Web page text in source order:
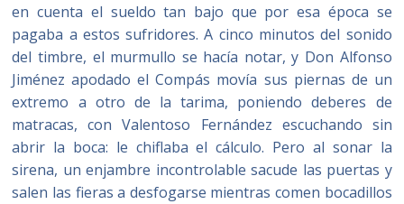
en cuenta el sueldo tan bajo que por esa época se
pagaba a estos sufridores. A cinco minutos del sonido
del timbre, el murmullo se hacía notar, y Don Alfonso
Jiménez apodado el Compás movía sus piernas de un
extremo a otro de la tarima, poniendo deberes de
matracas, con Valentoso Fernández escuchando sin
abrir la boca: le chiflaba el cálculo. Pero al sonar la
sirena, un enjambre incontrolable sacude las puertas y
salen las fieras a desfogarse mientras comen bocadillos